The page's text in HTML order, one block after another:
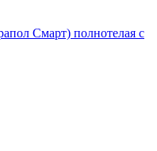
Смарт) полнотелая с